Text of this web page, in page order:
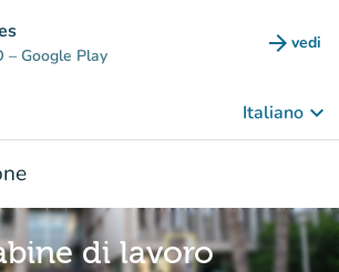
– Google Play arrow_forward vedi
Italiano keyboard_arrow_down
di lavoro